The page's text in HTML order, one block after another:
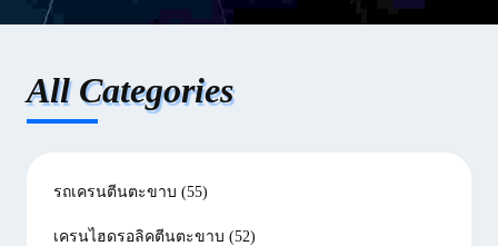
All Categories
รถเครนตีนตะขาบ (55)
เครนไฮดรอลิคตีนตะขาบ (52)